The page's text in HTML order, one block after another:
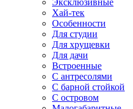
Хай-тек
Особенности
Для студии
Для хрущевки
Для дачи
Встроенные
С антресолями
С барной стойкой
С островом